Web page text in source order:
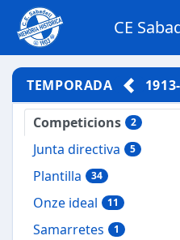
CE
TEMPORADA
Competicions 2
Junta directiva 5
Plantilla 34
Onze ideal 11
Samarretes 1